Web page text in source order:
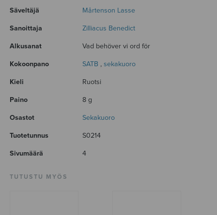
Säveltäjä Mårtenson Lasse
Sanoittaja Zilliacus Benedict
Alkusanat Vad behöver vi ord för
Kokoonpano SATB , sekakuoro
Kieli Ruotsi
Paino 8 g
Osastot Sekakuoro
Tuotetunnus S0214
Sivumäärä 4
TUTUSTU MYÖS